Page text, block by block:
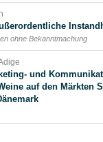
ohne Bekanntmachung
und
auf den Märkten